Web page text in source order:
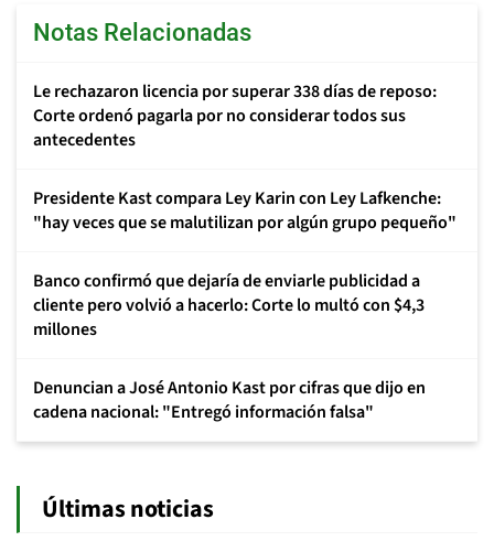
Notas Relacionadas
Le rechazaron licencia por superar 338 días de reposo:
Corte ordenó pagarla por no considerar todos sus
antecedentes
Presidente Kast compara Ley Karin con Ley Lafkenche:
"hay veces que se malutilizan por algún grupo pequeño"
Banco confirmó que dejaría de enviarle publicidad a
cliente pero volvió a hacerlo: Corte lo multó con $4,3
millones
Denuncian a José Antonio Kast por cifras que dijo en
cadena nacional: "Entregó información falsa"
Últimas noticias